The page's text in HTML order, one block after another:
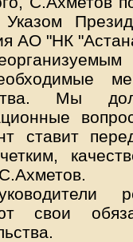
Указом
АО "НК
Мы
ставит
свои